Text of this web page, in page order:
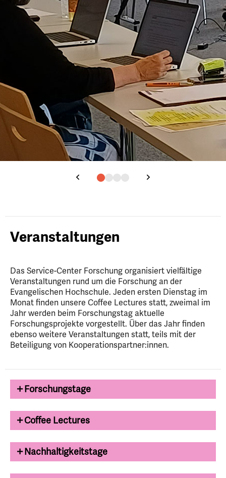
Veranstaltungen
Das Service-Center Forschung organisiert vielfältige
Veranstaltungen rund um die Forschung an der
Evangelischen Hochschule. Jeden ersten Dienstag im
Monat finden unsere Coffee Lectures statt, zweimal im
Jahr werden beim Forschungstag aktuelle
Forschungsprojekte vorgestellt. Über das Jahr finden
ebenso weitere Veranstaltungen statt, teils mit der
Beteiligung von Kooperationspartner:innen.
Forschungstage
Coffee Lectures
Nachhaltigkeitstage